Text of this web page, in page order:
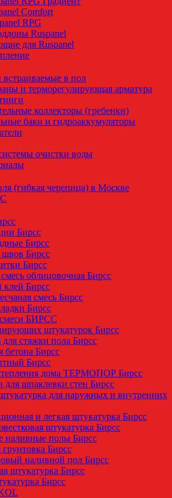
Comfort
RPG
Ruspanel
для Ruspanel
в пол
и терморегулирующая арматура
коллекторы (гребенки)
баки и гидроаккумуляторы
очистки воды
(гибкая черепица) в Москве
Бирсс
Бирсс
швов Бирсс
Бирсс
облицовочная Бирсс
Бирсс
смесь Бирсс
Бирсс
БИРСС
штукатурок Бирсс
для стяжки пола Бирсс
бетона Бирсс
Бирсс
дома ТЕРМОПОР Бирсс
для шпаклевки стен Бирсс
для наружных и внутренних
и легкая штукатурка Бирсс
штукатурка Бирсс
наливные полы Бирсс
Бирсс
наливной пол Бирсс
штукатурка Бирсс
Бирсс